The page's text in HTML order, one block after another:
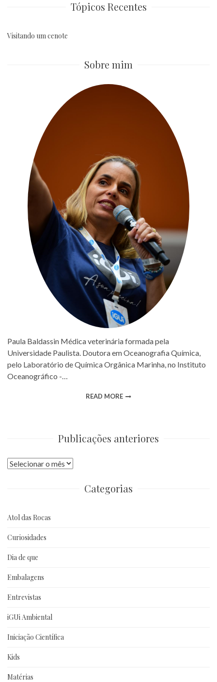
Tópicos Recentes
Visitando um cenote
Sobre mim
Paula Baldassin Médica veterinária formada pela
Universidade Paulista. Doutora em Oceanografia Química,
pelo Laboratório de Química Orgânica Marinha, no Instituto
Oceanográfico -…
READ MORE
Publicações anteriores
Publicações
Categorias
Atol das Rocas
Curiosidades
Dia de que
Embalagens
Entrevistas
iGUi Ambiental
Iniciação Científica
Kids
Matérias